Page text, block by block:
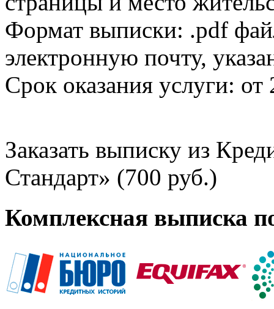
Формат выписки: .pdf
электронную почту,
Срок оказания услуги: от
Заказать выписку из
Стандарт» (700 руб.)
Комплексная выписка